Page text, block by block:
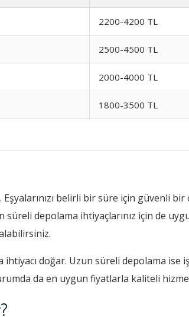
2200-4200 TL
2500-4500 TL
2000-4000 TL
1800-3500 TL
belirli bir süre için güvenli
depolama ihtiyaçlarınız için de
ihtiyacı doğar. Uzun süreli depolama ise
da en uygun fiyatlarla kaliteli